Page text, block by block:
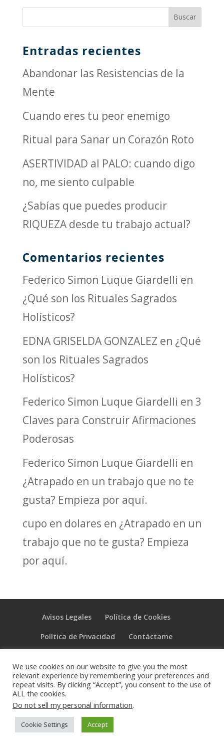
Entradas recientes
Abandonar las Resistencias de la
Mente
Cuando eres tu peor enemigo
Ritual para Sanar un Corazón Roto
ASERTIVIDAD al PALO: cuando digo
no, me siento culpable
¿Sabías que puedes producir
RIQUEZA desde tu trabajo actual?
Comentarios recientes
Federico Simon Luque Giardelli en
¿Qué son los Rituales Sagrados
Holísticos?
EDNA GRISELDA GONZALEZ en ¿Qué
son los Rituales Sagrados
Holísticos?
Federico Simon Luque Giardelli en 3
Claves para Construir Afirmaciones
Poderosas
Federico Simon Luque Giardelli en
¿Atrapado en un trabajo que no te
gusta? Empieza por aquí.
cupo en dolares en ¿Atrapado en un
trabajo que no te gusta? Empieza
por aquí.
Avisos Legales Política de Cookies
Política de Privacidad Contáctame
© Vivir Mejor 2021 | Diseño, Alojamiento y Mantenimiento con
AsturWebs.es
We use cookies on our website to give you the most
relevant experience by remembering your preferences and
repeat visits. By clicking “Accept”, you consent to the use of
ALL the cookies.
Do not sell my personal information.
Cookie Settings Accept